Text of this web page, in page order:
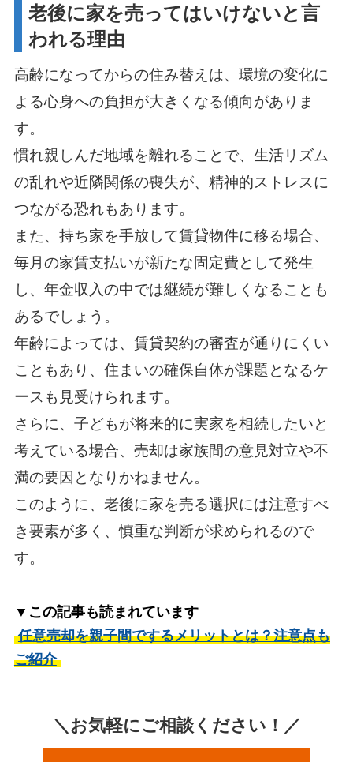
老後に家を売ってはいけないと言
われる理由
高齢になってからの住み替えは、環境の変化に
よる心身への負担が大きくなる傾向がありま
す。
慣れ親しんだ地域を離れることで、生活リズム
の乱れや近隣関係の喪失が、精神的ストレスに
つながる恐れもあります。
また、持ち家を手放して賃貸物件に移る場合、
毎月の家賃支払いが新たな固定費として発生
し、年金収入の中では継続が難しくなることも
あるでしょう。
年齢によっては、賃貸契約の審査が通りにくい
こともあり、住まいの確保自体が課題となるケ
ースも見受けられます。
さらに、子どもが将来的に実家を相続したいと
考えている場合、売却は家族間の意見対立や不
満の要因となりかねません。
このように、老後に家を売る選択には注意すべ
き要素が多く、慎重な判断が求められるので
す。
▼この記事も読まれています
任意売却を親子間でするメリットとは？注意点も
ご紹介
＼お気軽にご相談ください！／